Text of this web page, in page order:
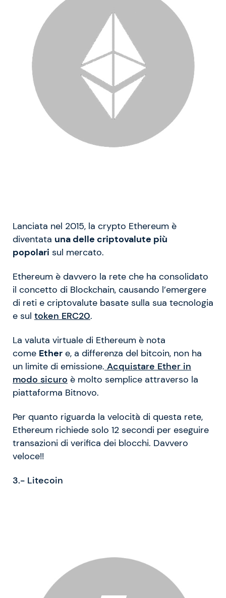
Lanciata nel 2015, la crypto Ethereum è
diventata una delle criptovalute più
popolari sul mercato.
Ethereum è davvero la rete che ha consolidato
il concetto di Blockchain, causando l’emergere
di reti e criptovalute basate sulla sua tecnologia
e sul token ERC20.
La valuta virtuale di Ethereum è nota
come Ether e, a differenza del bitcoin, non ha
un limite di emissione. Acquistare Ether in
modo sicuro è molto semplice attraverso la
piattaforma Bitnovo.
Per quanto riguarda la velocità di questa rete,
Ethereum richiede solo 12 secondi per eseguire
transazioni di verifica dei blocchi. Davvero
veloce!!
3.- Litecoin